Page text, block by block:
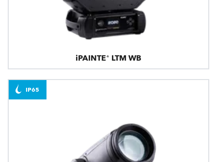
iPAINTE® LTM WB
IP65